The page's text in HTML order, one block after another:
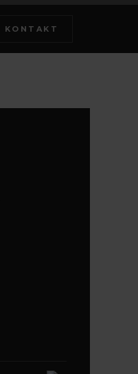
KONTAKT